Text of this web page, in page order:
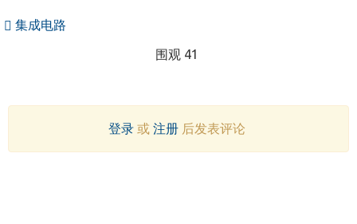
集成电路
围观 41
登录或 注册后发表评论